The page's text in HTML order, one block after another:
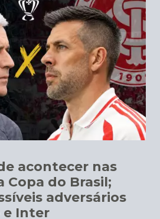
acontecer nas
Copa do Brasil;
adversários
e Inter